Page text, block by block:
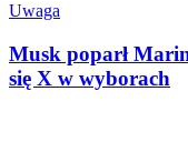
Uwaga
Musk poparł
się X w wyborach